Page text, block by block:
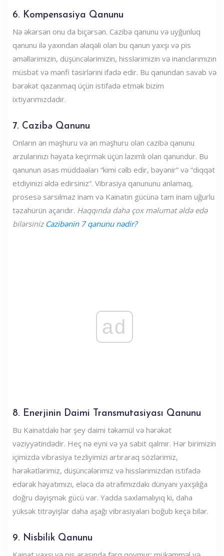
6. Kompensasiya Qanunu
Nə əkərsən onu da biçərsən. Cazibə qanunu və uyğunluq
qanunu ilə yaxından əlaqəli olan bu qanun yaxşı və pis
əməllərimizin, düşüncələrimizin, hisslərimizin və inanclarımızın
müsbət və mənfi təsirlərini ifadə edir. Bu qanundan savab və
bərəkət qazanmaq üçün istifadə etmək bizim
ixtiyarımızdadır.
7. Cazibə Qanunu
Onların ən məşhuru və ən məşhuru olan cazibə qanunu
arzularınızı həyata keçirmək üçün lazımlı olan qanundur. Bu
qanunun əsas müddəaları “kimi cəlb edir, bəyənir” və “diqqət
etdiyinizi əldə edirsiniz”. Vibrasiya qanununu anlamaq,
prosesə sarsılmaz inam və Kainatın gücünə tam inam uğurlu
təzahürün açarıdır. Haqqında daha çox məlumat əldə edə
bilərsiniz Cazibənin 7 qanunu nədir?
ad
8. Enerjinin Daimi Transmutasiyası Qanunu
Bu Kainatdakı hər şey daimi təkamül və hərəkət
vəziyyətindədir. Heç nə eyni və ya sabit qalmır. Hər birimizin
içimizdə vibrasiya tezliyimizi artıraraq sözlərimiz,
hərəkətlərimiz, düşüncələrimiz və hisslərimizdən istifadə
edərək həyatımızı, eləcə də ətrafımızdakı dünyanı yaxşılığa
doğru dəyişmək gücü var. Yadda saxlamalıyıq ki, daha
yüksək titrəyişlər daha aşağı vibrasiyaları boğub keçə bilər.
9. Nisbilik Qanunu